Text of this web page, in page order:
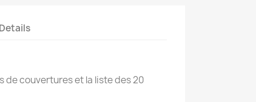
de couvertures et la liste des 20